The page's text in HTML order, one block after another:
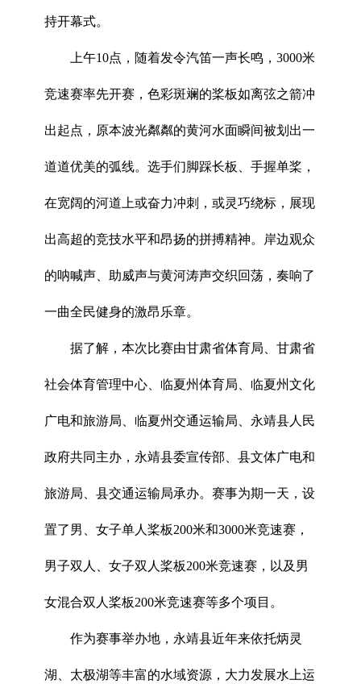
持开幕式。
上午10点，随着发令汽笛一声长鸣，3000米
竞速赛率先开赛，色彩斑斓的桨板如离弦之箭冲
出起点，原本波光粼粼的黄河水面瞬间被划出一
道道优美的弧线。选手们脚踩长板、手握单桨，
在宽阔的河道上或奋力冲刺，或灵巧绕标，展现
出高超的竞技水平和昂扬的拼搏精神。岸边观众
的呐喊声、助威声与黄河涛声交织回荡，奏响了
一曲全民健身的激昂乐章。
据了解，本次比赛由甘肃省体育局、甘肃省
社会体育管理中心、临夏州体育局、临夏州文化
广电和旅游局、临夏州交通运输局、永靖县人民
政府共同主办，永靖县委宣传部、县文体广电和
旅游局、县交通运输局承办。赛事为期一天，设
置了男、女子单人桨板200米和3000米竞速赛，
男子双人、女子双人桨板200米竞速赛，以及男
女混合双人桨板200米竞速赛等多个项目。
作为赛事举办地，永靖县近年来依托炳灵
湖、太极湖等丰富的水域资源，大力发展水上运